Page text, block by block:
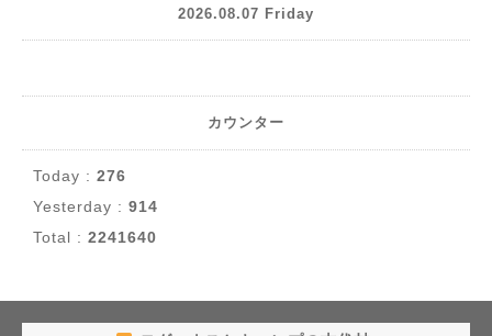
2026.08.07 Friday
カウンター
Today : 276
Yesterday : 914
Total : 2241640